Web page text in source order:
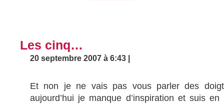
Les cinq…
20 septembre 2007 à 6:43 |
Et non je ne vais pas vous parler des
aujourd’hui je manque d’inspiration et suis